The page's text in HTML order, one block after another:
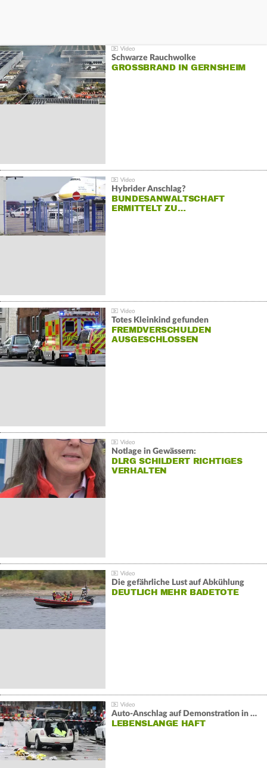
Schwarze Rauchwolke
GROSSBRAND IN GERNSHEIM
Hybrider Anschlag?
BUNDESANWALTSCHAFT
ERMITTELT ZU…
Totes Kleinkind gefunden
FREMDVERSCHULDEN
AUSGESCHLOSSEN
Notlage in Gewässern:
DLRG SCHILDERT RICHTIGES
VERHALTEN
Die gefährliche Lust auf Abkühlung
DEUTLICH MEHR BADETOTE
Auto-Anschlag auf Demonstration in München:
LEBENSLANGE HAFT